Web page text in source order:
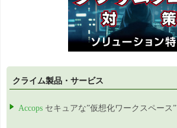
クライム製品・サービス
Accops セキュアな”仮想化ワークスペース”